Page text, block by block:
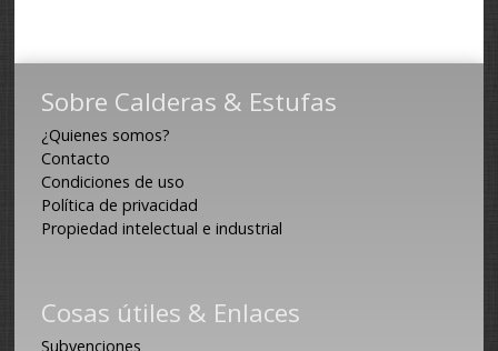
Sobre Calderas & Estufas
¿Quienes somos?
Contacto
Condiciones de uso
Política de privacidad
Propiedad intelectual e industrial
Cosas útiles & Enlaces
Subvenciones